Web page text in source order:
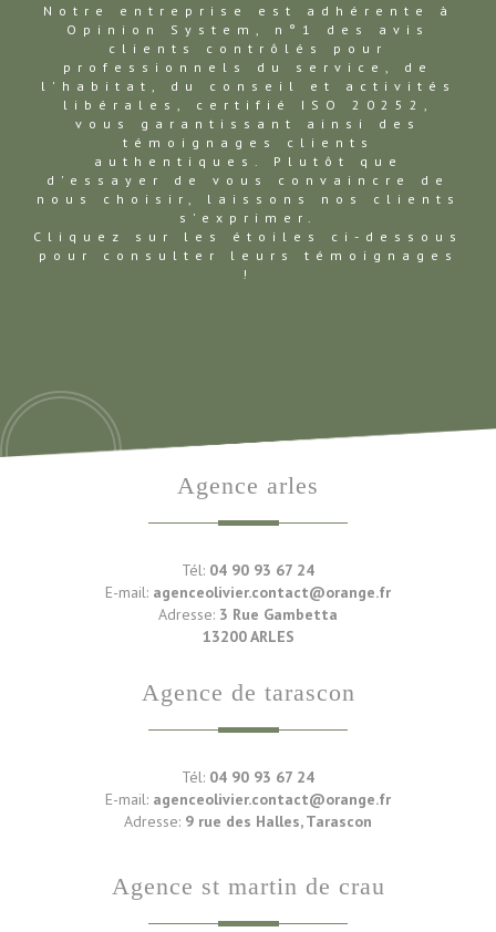
Notre entreprise est adhérente à
Opinion System, n°1 des avis
clients contrôlés pour
professionnels du service, de
l'habitat, du conseil et activités
libérales, certifié ISO 20252,
vous garantissant ainsi des
témoignages clients
authentiques. Plutôt que
d'essayer de vous convaincre de
nous choisir, laissons nos clients
s'exprimer.
Cliquez sur les étoiles ci-dessous
pour consulter leurs témoignages
!
agence arles
Tél: 04 90 93 67 24
E-mail: agenceolivier.contact@orange.fr
Adresse: 3 Rue Gambetta
13200 ARLES
agence de tarascon
Tél: 04 90 93 67 24
E-mail: agenceolivier.contact@orange.fr
Adresse: 9 rue des Halles, Tarascon
agence st martin de crau